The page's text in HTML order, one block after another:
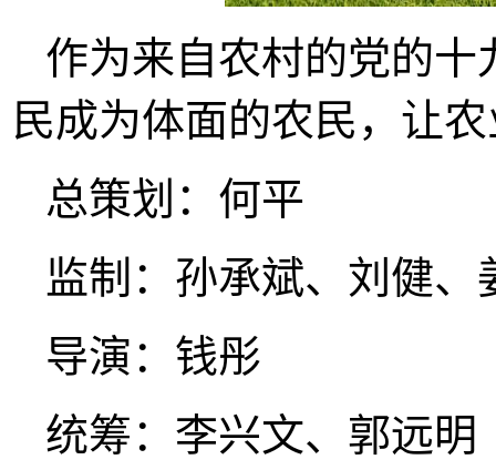
作为来自农村的党的十
民成为体面的农民，让
总策划：何平
监制：孙承斌、刘健、
导演：钱彤
统筹：李兴文、郭远明